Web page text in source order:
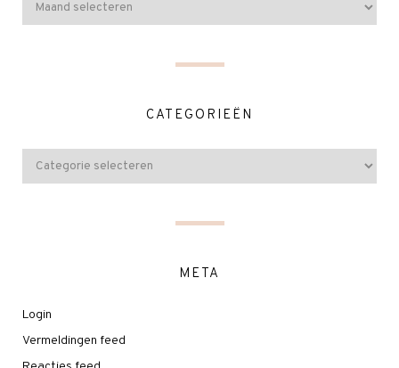
CATEGORIEËN
META
Login
Vermeldingen feed